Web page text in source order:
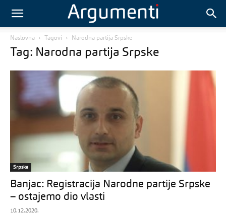
Naslovna Tagovi Narodna partija Srpske
Tag: Narodna partija Srpske
Srpska
Banjac: Registracija Narodne partije Srpske
– ostajemo dio vlasti
10.12.2020.